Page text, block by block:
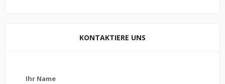
KONTAKTIERE UNS
Ihr Name